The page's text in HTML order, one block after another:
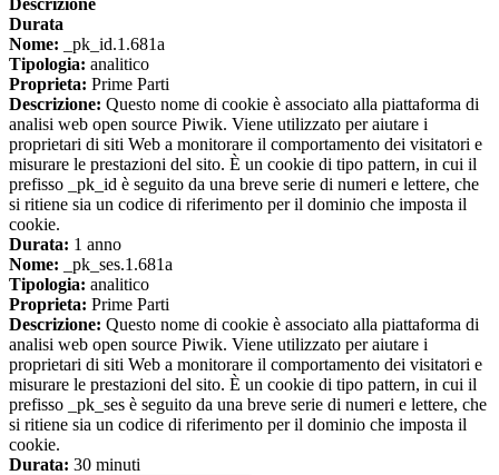
Descrizione
Durata
Nome: _pk_id.1.681a
Tipologia: analitico
Proprieta: Prime Parti
Descrizione: Questo nome di cookie è associato alla piattaforma di
analisi web open source Piwik. Viene utilizzato per aiutare i
proprietari di siti Web a monitorare il comportamento dei visitatori e
misurare le prestazioni del sito. È un cookie di tipo pattern, in cui il
prefisso _pk_id è seguito da una breve serie di numeri e lettere, che
si ritiene sia un codice di riferimento per il dominio che imposta il
cookie.
Durata: 1 anno
Nome: _pk_ses.1.681a
Tipologia: analitico
Proprieta: Prime Parti
Descrizione: Questo nome di cookie è associato alla piattaforma di
analisi web open source Piwik. Viene utilizzato per aiutare i
proprietari di siti Web a monitorare il comportamento dei visitatori e
misurare le prestazioni del sito. È un cookie di tipo pattern, in cui il
prefisso _pk_ses è seguito da una breve serie di numeri e lettere, che
si ritiene sia un codice di riferimento per il dominio che imposta il
cookie.
Durata: 30 minuti